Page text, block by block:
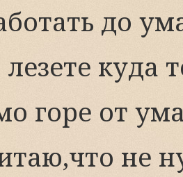
до
куда
горе от
не